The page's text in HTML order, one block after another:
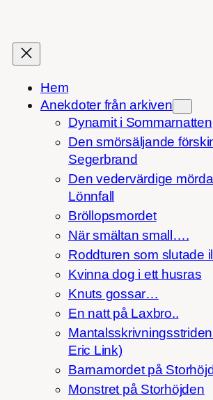
innehåll
Hem
Anekdoter från arkiven
Dynamit i Sommarnatten
Den smörsäljande
Segerbrand
Den vedervärdige
Lönnfall
Bröllopsmordet
När smältan small….
Roddturen som slutade
Kvinna dog i ett husras
Knuts gossar…
En natt på Laxbro..
Eric Link)
Barnamordet på
Monstret på Storhöjden